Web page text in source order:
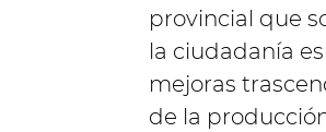
provincial que
la ciudadanía
mejoras
de la